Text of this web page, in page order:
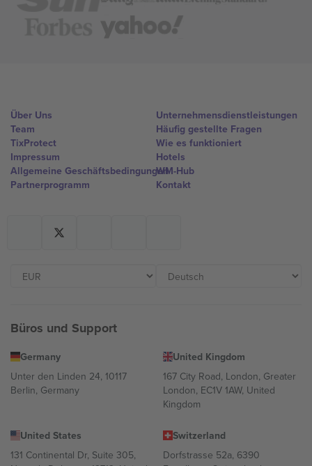
Über Uns
Team
TixProtect
Impressum
Allgemeine Geschäftsbedingungen
Partnerprogramm
Unternehmensdienstleistungen
Häufig gestellte Fragen
Wie es funktioniert
Hotels
WM-Hub
Kontakt
Büros und Support
Germany
Unter den Linden 24, 10117
Berlin, Germany
United Kingdom
167 City Road, London, Greater
London, EC1V 1AW, United
Kingdom
United States
131 Continental Dr, Suite 305,
Switzerland
Dorfstrasse 52a, 6390